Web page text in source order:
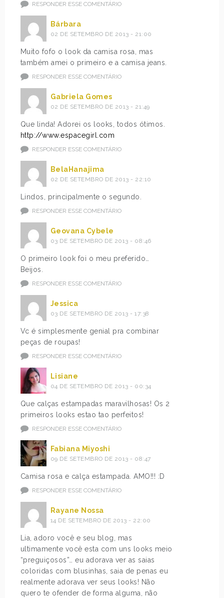
RESPONDER ESSE COMENTÁRIO
Bárbara
02 DE SETEMBRO DE 2013 - 21:00
Muito fofo o look da camisa rosa, mas
também amei o primeiro e a camisa jeans.
RESPONDER ESSE COMENTÁRIO
Gabriela Gomes
02 DE SETEMBRO DE 2013 - 21:49
Que linda! Adorei os looks, todos ótimos.
http://www.espacegirl.com
RESPONDER ESSE COMENTÁRIO
BelaHanajima
02 DE SETEMBRO DE 2013 - 22:10
Lindos, principalmente o segundo.
RESPONDER ESSE COMENTÁRIO
Geovana Cybele
03 DE SETEMBRO DE 2013 - 08:46
O primeiro look foi o meu preferido…
Beijos.
RESPONDER ESSE COMENTÁRIO
Jessica
03 DE SETEMBRO DE 2013 - 17:38
Vc é simplesmente genial pra combinar
peças de roupas!
RESPONDER ESSE COMENTÁRIO
Lisiane
04 DE SETEMBRO DE 2013 - 00:34
Que calças estampadas maravilhosas! Os 2
primeiros looks estao tao perfeitos!
RESPONDER ESSE COMENTÁRIO
Fabiana Miyoshi
09 DE SETEMBRO DE 2013 - 08:47
Camisa rosa e calça estampada. AMO!!! :D
RESPONDER ESSE COMENTÁRIO
Rayane Nossa
14 DE SETEMBRO DE 2013 - 22:00
Lia, adoro você e seu blog, mas
ultimamente você esta com uns looks meio
“preguiçosos”… eu adorava ver as saias
coloridas com blusinhas, saia de penas eu
realmente adorava ver seus looks! Não
quero te ofender de forma alguma, não